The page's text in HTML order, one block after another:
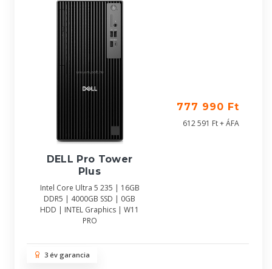
DELL Pro Tower
Plus
Intel Core Ultra 5 235 | 16GB
DDR5 | 4000GB SSD | 0GB
HDD | INTEL Graphics | W11
PRO
777 990 Ft
612 591 Ft + ÁFA
3 év garancia